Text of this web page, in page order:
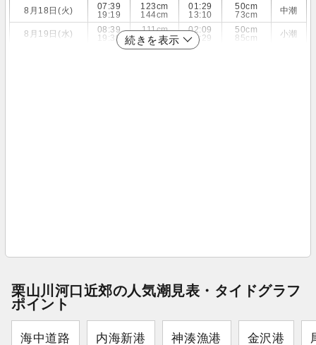
8月18日(火)
07:39
19:19
123cm
144cm
01:29
13:10
50cm
73cm
中潮
8月19日(水)
08:39
19:39
111cm
142cm
02:09
13:29
50cm
85cm
小潮
続きを表示
栗山川河口近郊の人気潮見表・タイドグラフ
ポイント
海中道路 内海新港 神湊漁港 金沢港